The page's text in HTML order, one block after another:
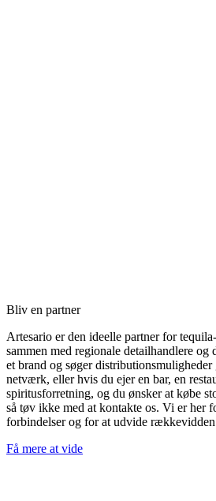
Bliv en partner
Artesario er den ideelle partner for
sammen med regionale detailhandlere
et brand og søger distributionsmuligheder
netværk, eller hvis du ejer en bar, en
spiritusforretning, og du ønsker at købe
så tøv ikke med at kontakte os. Vi er her
forbindelser og for at udvide rækkevidden
Få mere at vide